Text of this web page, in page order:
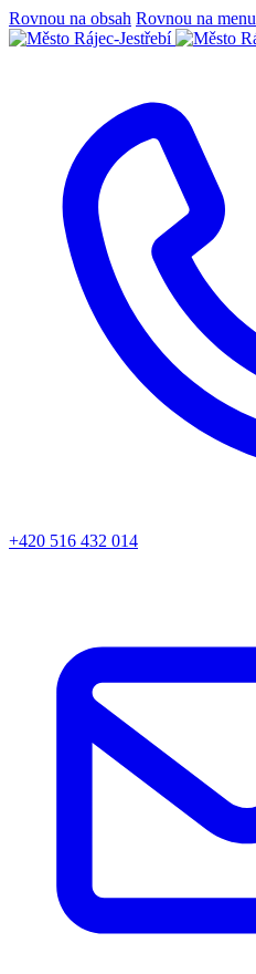
Rovnou na obsah Rovnou na menu
+420 516 432 014